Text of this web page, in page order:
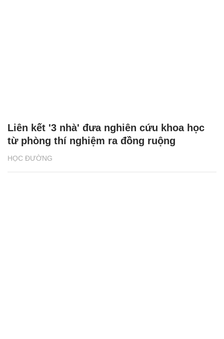
HỌC ĐƯỜNG
Liên kết '3 nhà' đưa nghiên cứu khoa học
từ phòng thí nghiệm ra đồng ruộng